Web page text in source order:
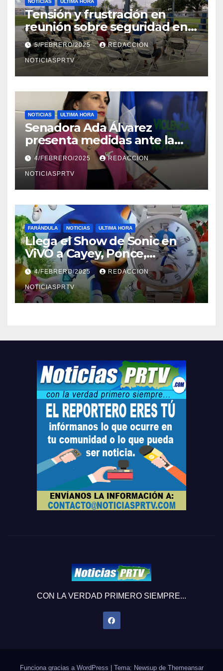
NOTICIAS ULTIMA HORA
Tensión y frustración en
reunión sobre seguridad en
Reparto Metropolitano
5/FEBRERO/2025 REDACCION
NOTICIASPRTV
NOTICIAS ULTIMA HORA
Senadora Ada Álvarez
presenta medidas ante la
violencia en el noviazgo
4/FEBRERO/2025 REDACCION
NOTICIASPRTV
FARÁNDULA NOTICIAS ULTIMA HORA
Llega el Show de Sonic en
ViVO a Cayey, Ponce,
Barceloneta y Humacao,
Relojes gratis para el que
compre ahora….
4/FEBRERO/2025 REDACCION
NOTICIASPRTV
CON LA VERDAD PRIMERO SIEMPRE...
Funciona gracias a WordPress | Tema: Newsup de Themeansar